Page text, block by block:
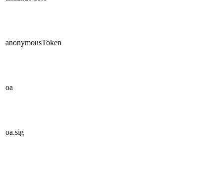
anonymousToken
oa
oa.sig